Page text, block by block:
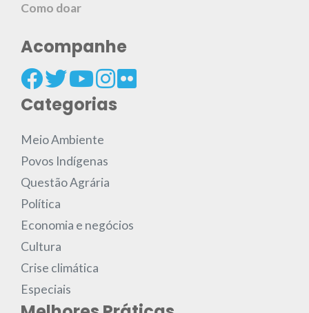
Como doar
Acompanhe
Categorias
Meio Ambiente
Povos Indígenas
Questão Agrária
Política
Economia e negócios
Cultura
Crise climática
Especiais